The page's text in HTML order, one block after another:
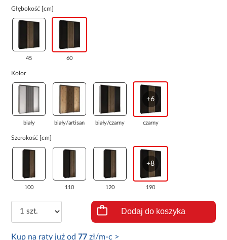
Głębokość [cm]
45 60
Kolor
biały biały/artisan biały/czarny
+6
czarny
Szerokość [cm]
100 110 120
+8
190
Dodaj do koszyka
Kup na raty już od77 zł/m-c >